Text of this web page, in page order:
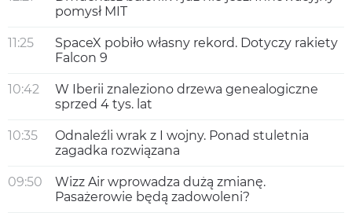
pomysł MIT
11:25
SpaceX pobiło własny rekord. Dotyczy rakiety
Falcon 9
10:42
W Iberii znaleziono drzewa genealogiczne
sprzed 4 tys. lat
10:35
Odnaleźli wrak z I wojny. Ponad stuletnia
zagadka rozwiązana
09:50
Wizz Air wprowadza dużą zmianę.
Pasażerowie będą zadowoleni?